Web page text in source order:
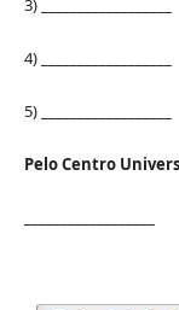
3) __________________
4) __________________
5) __________________
Pelo Centro